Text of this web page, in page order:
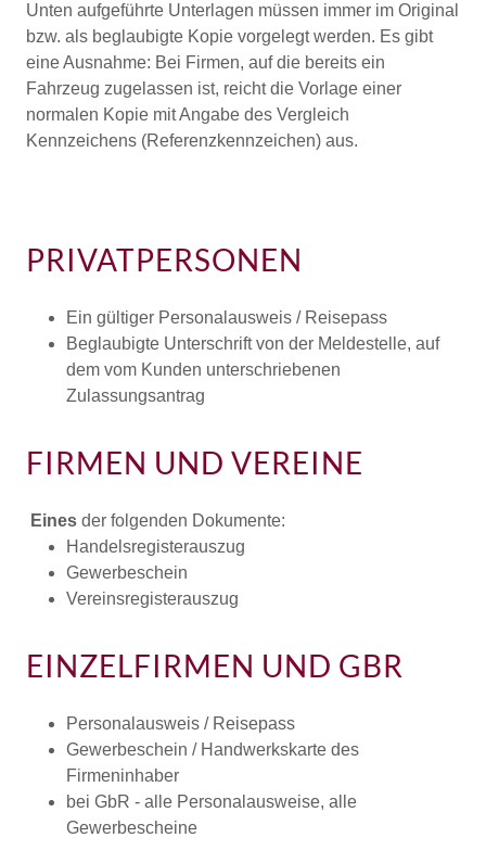
Unten aufgeführte Unterlagen müssen immer im Original
bzw. als beglaubigte Kopie vorgelegt werden. Es gibt
eine Ausnahme: Bei Firmen, auf die bereits ein
Fahrzeug zugelassen ist, reicht die Vorlage einer
normalen Kopie mit Angabe des Vergleich
Kennzeichens (Referenzkennzeichen) aus.
PRIVATPERSONEN
Ein gültiger Personalausweis / Reisepass
Beglaubigte Unterschrift von der Meldestelle, auf
dem vom Kunden unterschriebenen
Zulassungsantrag
FIRMEN UND VEREINE
Eines der folgenden Dokumente:
Handelsregisterauszug
Gewerbeschein
Vereinsregisterauszug
EINZELFIRMEN UND GBR
Personalausweis / Reisepass
Gewerbeschein / Handwerkskarte des
Firmeninhaber
bei GbR - alle Personalausweise, alle
Gewerbescheine